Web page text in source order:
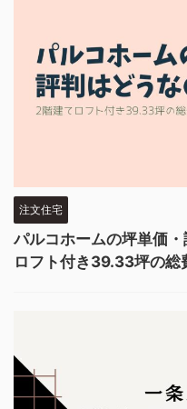
注文住宅
パルコホームの坪単価
ロフト付き39.33坪の総